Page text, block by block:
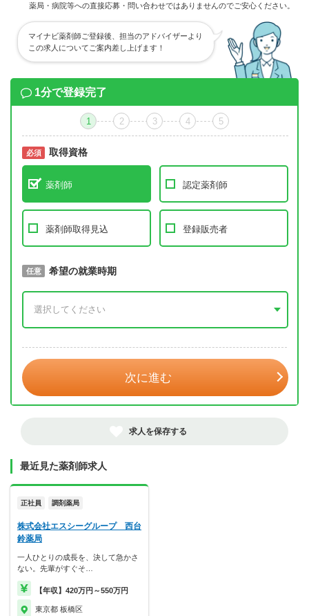
薬局・病院等への直接応募・問い合わせではありませんのでご安心ください。
マイナビ薬剤師ご登録後、担当のアドバイザーより
この求人についてご案内差し上げます！
1分で登録完了
1 2 3 4 5
必須 取得資格
薬剤師 認定薬剤師
薬剤師取得見込 登録販売者
必須 取得予定年
任意 希望の就業時期
次に進む
求人を保存する
最近見た薬剤師求人
正社員 調剤薬局
株式会社エスシーグループ 西台
鈴薬局
一人ひとりの成長を、決して急かさ
ない。先輩がすぐそ…
【年収】420万円～550万円
東京都 板橋区